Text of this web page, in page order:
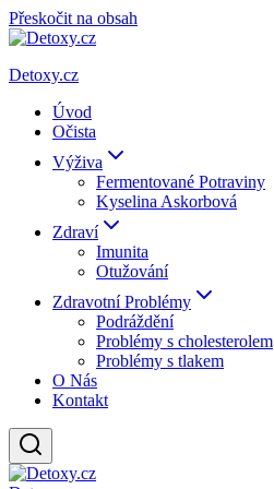
Přeskočit na obsah
Detoxy.cz
Úvod
Očista
Výživa
Fermentované Potraviny
Kyselina Askorbová
Zdraví
Imunita
Otužování
Zdravotní Problémy
Podráždění
Problémy s cholesterolem
Problémy s tlakem
O Nás
Kontakt